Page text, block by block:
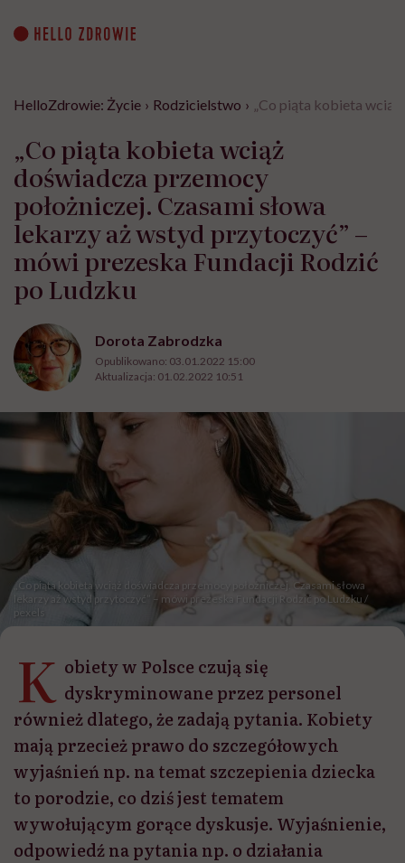
content
HelloZdrowie: Życie › Rodzicielstwo › „Co piąta kobieta
„Co piąta kobieta wciąż
doświadcza przemocy
położniczej. Czasami słowa
lekarzy aż wstyd przytoczyć” –
mówi prezeska Fundacji Rodzić
po Ludzku
Dorota Zabrodzka
Opublikowano: 03.01.2022 15:00
Aktualizacja: 01.02.2022 10:51
„Co piąta kobieta wciąż doświadcza przemocy położniczej. Czasami słowa
lekarzy aż wstyd przytoczyć” – mówi prezeska Fundacji Rodzić po Ludzku /
pexels
K obiety w Polsce czują się
dyskryminowane przez personel
również dlatego, że zadają pytania. Kobiety
mają przecież prawo do szczegółowych
wyjaśnień np. na temat szczepienia dziecka
to porodzie, co dziś jest tematem
wywołującym gorące dyskusje. Wyjaśnienie,
odpowiedź na pytania np. o działania